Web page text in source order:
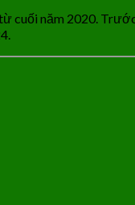
cuối năm 2020.